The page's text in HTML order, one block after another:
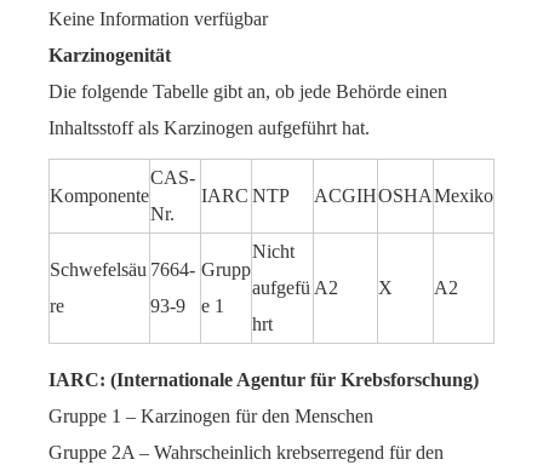
Keine Information verfügbar
Karzinogenität
Die folgende Tabelle gibt an, ob jede Behörde einen
Inhaltsstoff als Karzinogen aufgeführt hat.
Komponente
CAS-
Nr.
IARC NTP ACGIHOSHAMexiko
Schwefelsäu
re
7664-
93-9
Grupp
e 1
Nicht
aufgefü
hrt
A2 X A2
IARC: (Internationale Agentur für Krebsforschung)
Gruppe 1 – Karzinogen für den Menschen
Gruppe 2A – Wahrscheinlich krebserregend für den